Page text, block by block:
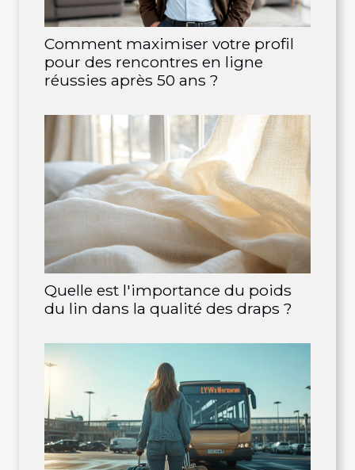
Comment maximiser votre profil
pour des rencontres en ligne
réussies après 50 ans ?
Quelle est l'importance du poids
du lin dans la qualité des draps ?